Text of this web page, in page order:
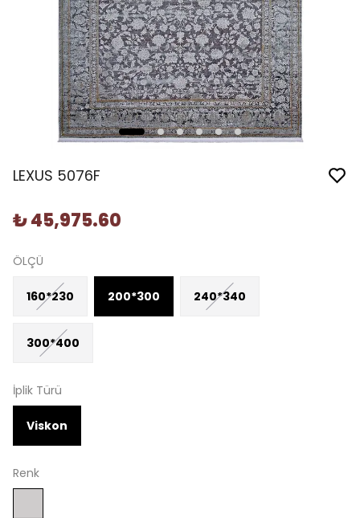
LEXUS 5076F
₺ 45,975.60
ÖLÇÜ
160*230 200*300 240*340
300*400
İplik Türü
Viskon
Renk